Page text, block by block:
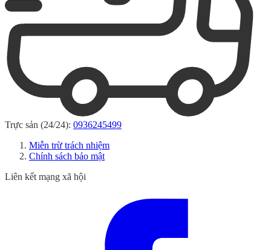
Trực sản (24/24): 0936245499
Miễn trừ trách nhiệm
Chính sách bảo mật
Liên kết mạng xã hội